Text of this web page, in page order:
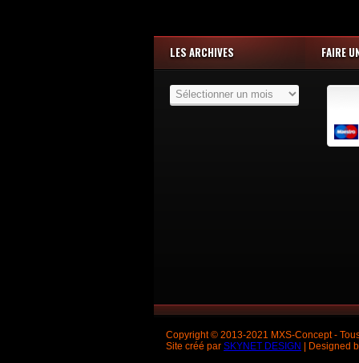
LES ARCHIVES
Archives
FAIRE
Copyright © 2013-2021 MXS-Concept -
Site créé par SKYNET DESIGN | Designed